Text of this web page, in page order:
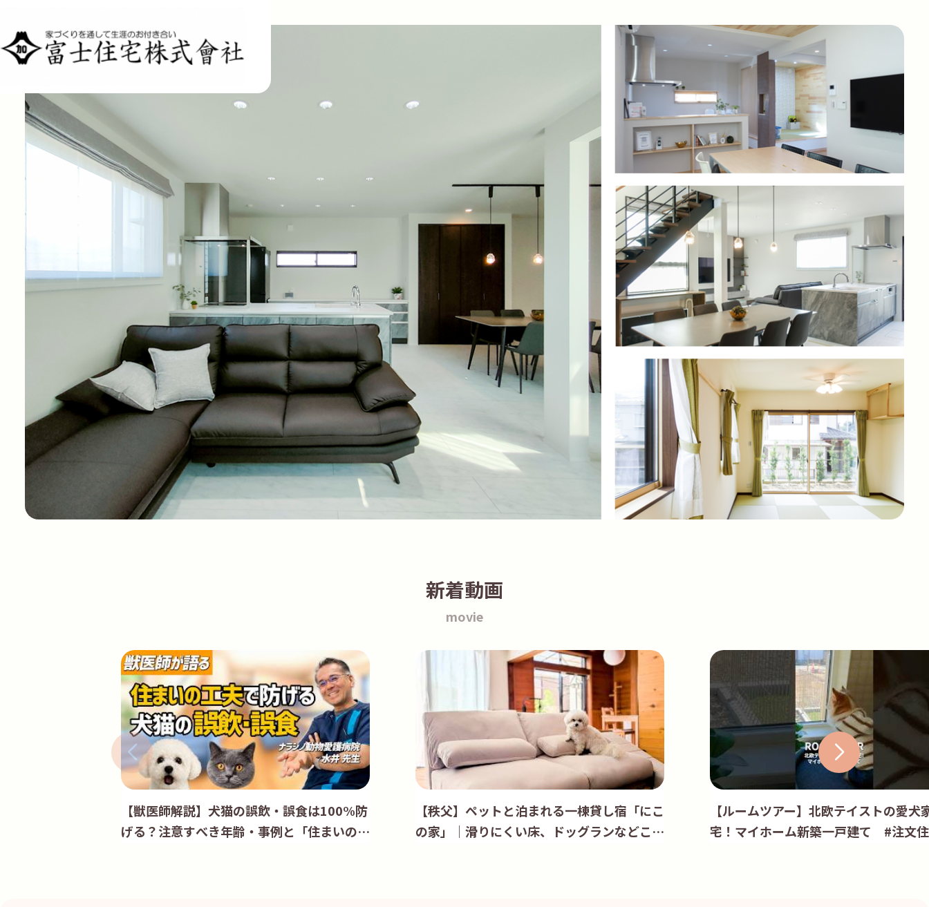
新着動画
movie
【獣医師解説】犬猫の誤飲・誤食は100%防
げる？注意すべき年齢・事例と「住まいの対
【秩父】ペットと泊まれる一棟貸し宿「にこ
の家」｜滑りにくい床、ドッグランなどこだ
【ルームツアー】北欧テイストの愛犬
宅！マイホーム新築一戸建て #注文住